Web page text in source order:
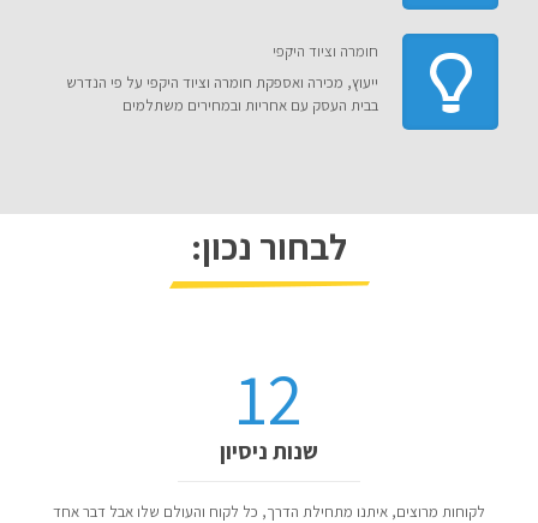
חומרה וציוד היקפי
ייעוץ, מכירה ואספקת חומרה וציוד היקפי על פי הנדרש
בבית העסק עם אחריות ובמחירים משתלמים
לבחור נכון:
12
שנות ניסיון
לקוחות מרוצים, איתנו מתחילת הדרך, כל לקוח והעולם שלו אבל דבר אחד